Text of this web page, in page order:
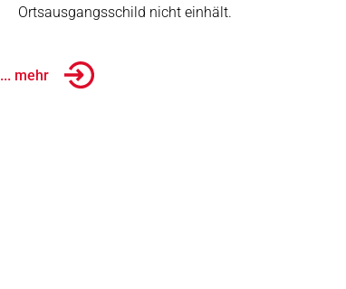
Ortsausgangsschild nicht einhält.
... mehr